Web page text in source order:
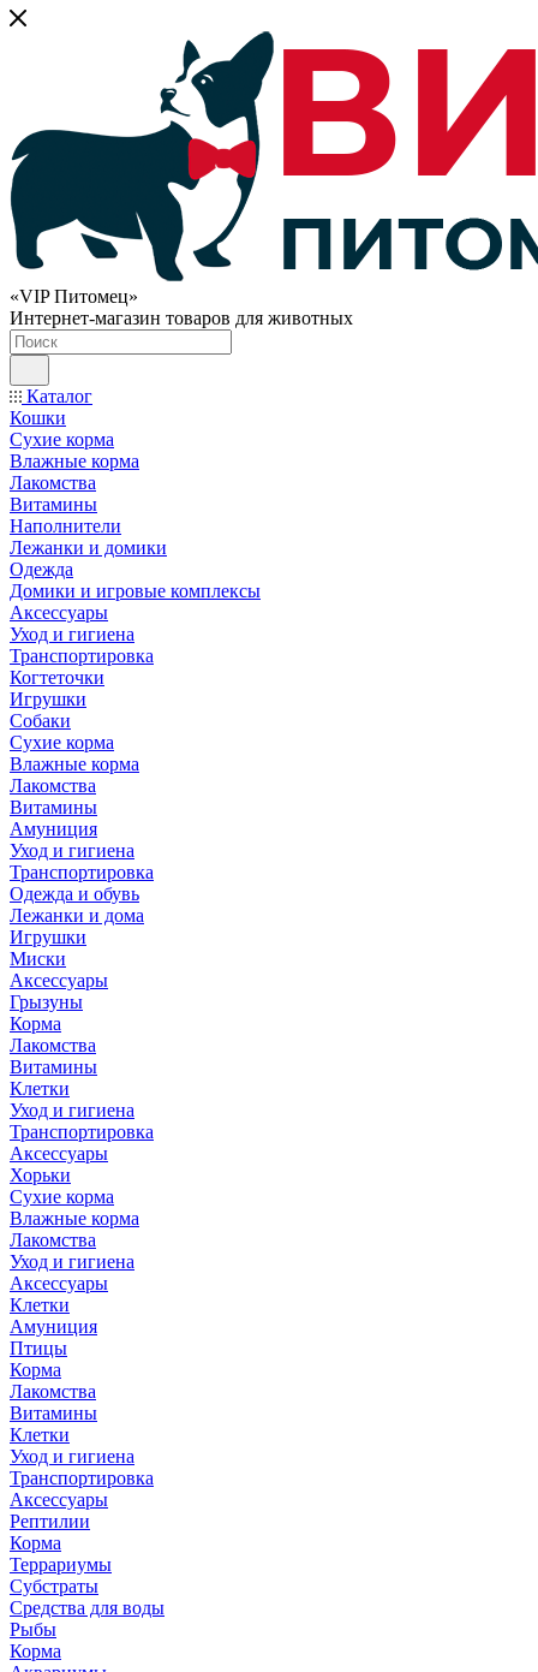
«VIP Питомец»
Интернет-магазин товаров для животных
Каталог
Кошки
Сухие корма
Влажные корма
Лакомства
Витамины
Наполнители
Лежанки и домики
Одежда
Домики и игровые комплексы
Аксессуары
Уход и гигиена
Транспортировка
Когтеточки
Игрушки
Собаки
Сухие корма
Влажные корма
Лакомства
Витамины
Амуниция
Уход и гигиена
Транспортировка
Одежда и обувь
Лежанки и дома
Игрушки
Миски
Аксессуары
Грызуны
Корма
Лакомства
Витамины
Клетки
Уход и гигиена
Транспортировка
Аксессуары
Хорьки
Сухие корма
Влажные корма
Лакомства
Уход и гигиена
Аксессуары
Клетки
Амуниция
Птицы
Корма
Лакомства
Витамины
Клетки
Уход и гигиена
Транспортировка
Аксессуары
Рептилии
Корма
Террариумы
Субстраты
Средства для воды
Рыбы
Корма